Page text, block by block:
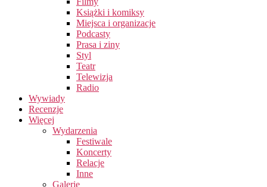
Książki i komiksy
Miejsca i organizacje
Podcasty
Prasa i ziny
Styl
Teatr
Telewizja
Radio
Wywiady
Recenzje
Więcej
Wydarzenia
Festiwale
Koncerty
Relacje
Inne
Galerie